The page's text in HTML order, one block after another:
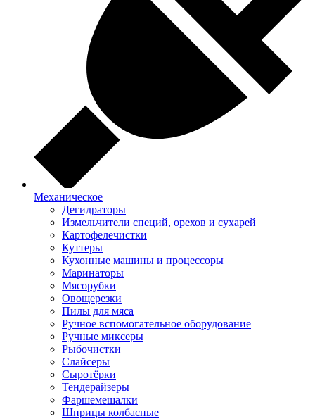
Механическое
Дегидраторы
Измельчители специй, орехов и сухарей
Картофелечистки
Куттеры
Кухонные машины и процессоры
Маринаторы
Мясорубки
Овощерезки
Пилы для мяса
Ручное вспомогательное оборудование
Ручные миксеры
Рыбочистки
Слайсеры
Сыротёрки
Тендерайзеры
Фаршемешалки
Шприцы колбасные